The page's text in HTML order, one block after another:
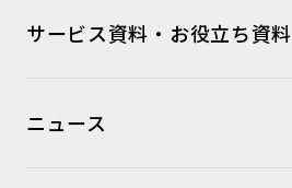
サービス資料・お役立ち資料
ニュース